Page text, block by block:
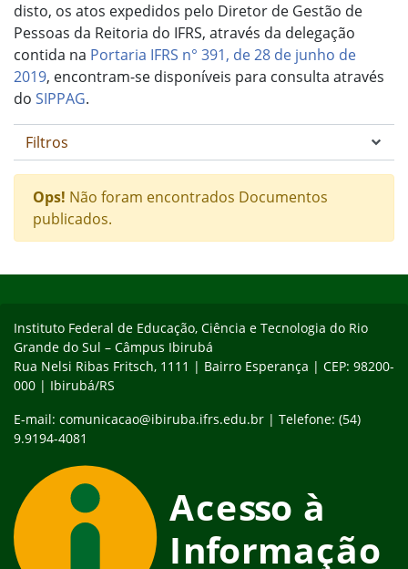
disto, os atos expedidos pelo Diretor de Gestão de
Pessoas da Reitoria do IFRS, através da delegação
contida na Portaria IFRS n° 391, de 28 de junho de
2019, encontram-se disponíveis para consulta através
do SIPPAG.
Filtros
Ops! Não foram encontrados Documentos
publicados.
Instituto Federal de Educação, Ciência e Tecnologia do Rio
Grande do Sul – Câmpus Ibirubá
Rua Nelsi Ribas Fritsch, 1111 | Bairro Esperança | CEP: 98200-
000 | Ibirubá/RS
E-mail: comunicacao@ibiruba.ifrs.edu.br | Telefone: (54)
9.9194-4081